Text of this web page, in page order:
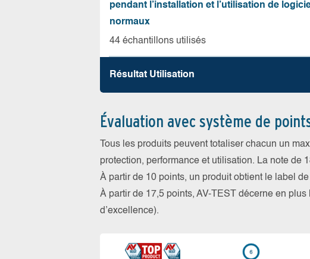
pendant l’installation et l’utilisation de
normaux
44 échantillons utilisés
Résultat Utilisation
Évaluation avec système de
Tous les produits peuvent totaliser chacun un
protection, performance et utilisation. La note de
À partir de 10 points, un produit obtient le label
À partir de 17,5 points, AV-TEST décerne en
d’excellence).